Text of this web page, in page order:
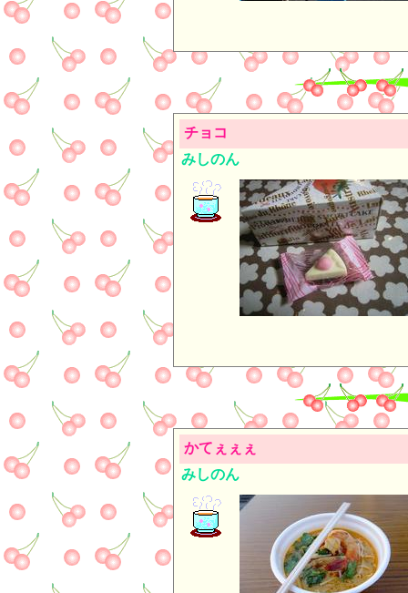
チョコ
みしのん
かてぇぇぇ
みしのん